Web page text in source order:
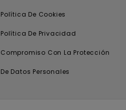
Política De Cookies
Política De Privacidad
Compromiso Con La Protección
De Datos Personales